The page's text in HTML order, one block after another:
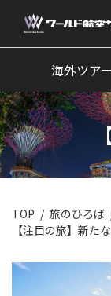
海外ツアー
国内ツアー
クルーズツア
ツアー催行状
旅のひろば
イベント
新着情報
海外ツアー
TOP 旅のひろば
【注目の旅】新